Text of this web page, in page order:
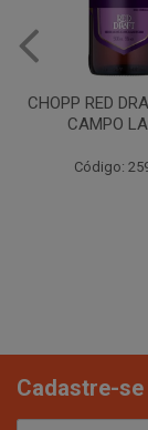
CHOPP RED
CAMPO
Código:
Cadastre-